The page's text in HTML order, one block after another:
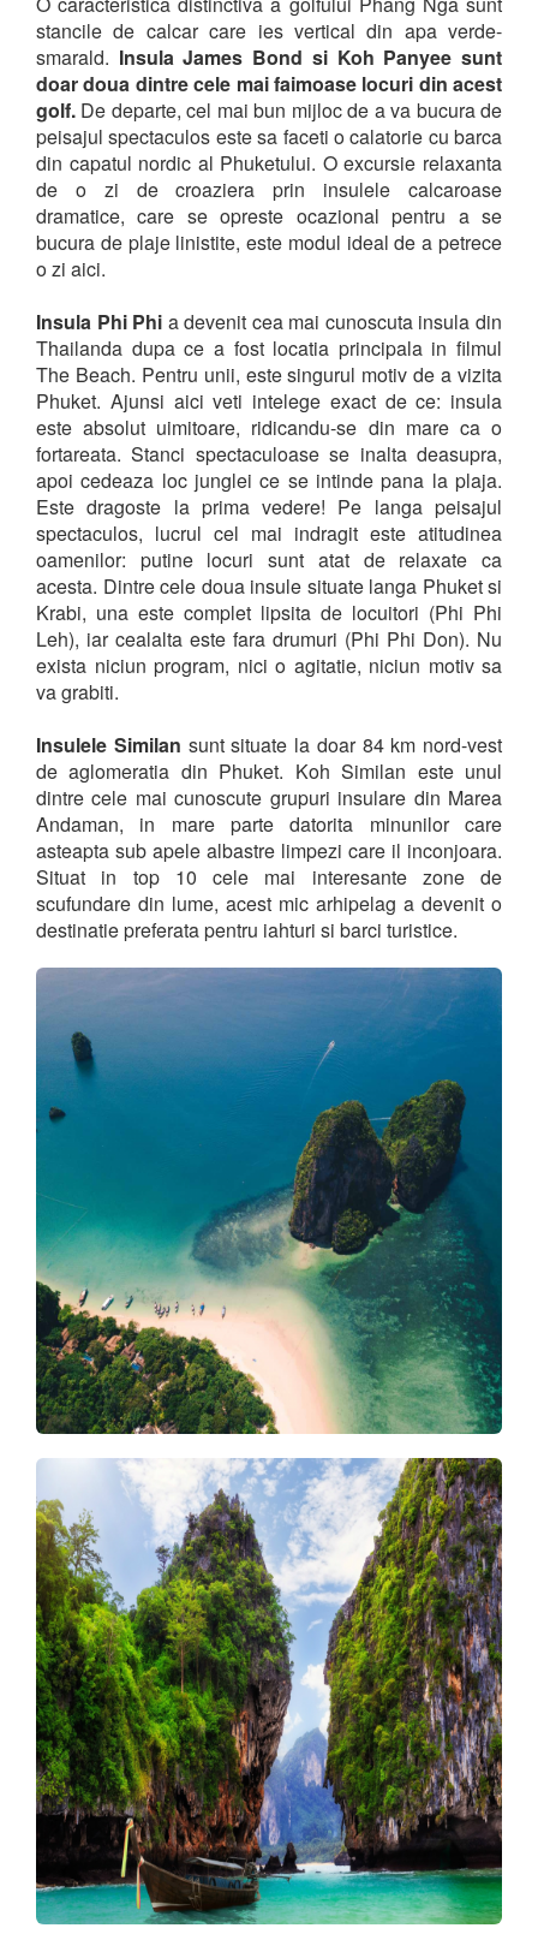
stancile de calcar care ies vertical din apa verde-
smarald. Insula James Bond si Koh Panyee sunt
doar doua dintre cele mai faimoase locuri din acest
golf. De departe, cel mai bun mijloc de a va bucura de
peisajul spectaculos este sa faceti o calatorie cu barca
din capatul nordic al Phuketului. O excursie relaxanta
de o zi de croaziera prin insulele calcaroase
dramatice, care se opreste ocazional pentru a se
bucura de plaje linistite, este modul ideal de a petrece
o zi aici.
Insula Phi Phi a devenit cea mai cunoscuta insula din
Thailanda dupa ce a fost locatia principala in filmul
The Beach. Pentru unii, este singurul motiv de a vizita
Phuket. Ajunsi aici veti intelege exact de ce: insula
este absolut uimitoare, ridicandu-se din mare ca o
fortareata. Stanci spectaculoase se inalta deasupra,
apoi cedeaza loc junglei ce se intinde pana la plaja.
Este dragoste la prima vedere! Pe langa peisajul
spectaculos, lucrul cel mai indragit este atitudinea
oamenilor: putine locuri sunt atat de relaxate ca
acesta. Dintre cele doua insule situate langa Phuket si
Krabi, una este complet lipsita de locuitori (Phi Phi
Leh), iar cealalta este fara drumuri (Phi Phi Don). Nu
exista niciun program, nici o agitatie, niciun motiv sa
va grabiti.
Insulele Similan sunt situate la doar 84 km nord-vest
de aglomeratia din Phuket. Koh Similan este unul
dintre cele mai cunoscute grupuri insulare din Marea
Andaman, in mare parte datorita minunilor care
asteapta sub apele albastre limpezi care il inconjoara.
Situat in top 10 cele mai interesante zone de
scufundare din lume, acest mic arhipelag a devenit o
destinatie preferata pentru iahturi si barci turistice.